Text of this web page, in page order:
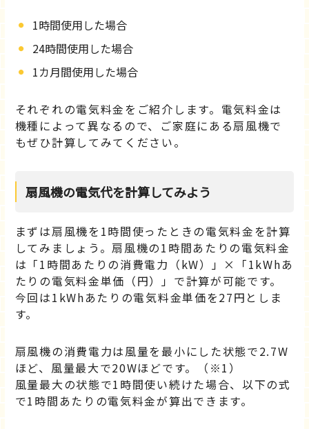
1時間使用した場合
24時間使用した場合
1カ月間使用した場合
それぞれの電気料金をご紹介します。電気料金は
機種によって異なるので、ご家庭にある扇風機で
もぜひ計算してみてください。
扇風機の電気代を計算してみよう
まずは扇風機を1時間使ったときの電気料金を計算
してみましょう。扇風機の1時間あたりの電気料金
は「1時間あたりの消費電力（kW）」×「1kWhあ
たりの電気料金単価（円）」で計算が可能です。
今回は1kWhあたりの電気料金単価を27円としま
す。
扇風機の消費電力は風量を最小にした状態で2.7W
ほど、風量最大で20Wほどです。（※1）
風量最大の状態で1時間使い続けた場合、以下の式
で1時間あたりの電気料金が算出できます。